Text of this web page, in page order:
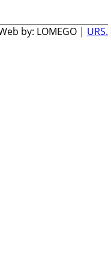
by: LOMEGO | URS.